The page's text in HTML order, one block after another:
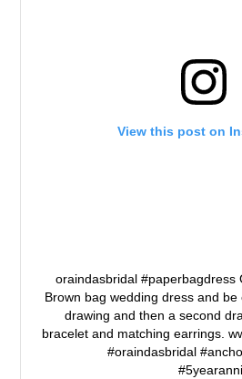
View this post on
@oraindasbridal
Brown bag wedding dress and
drawing and then a second
bracelet and matching earrings.
#oraindasbridal